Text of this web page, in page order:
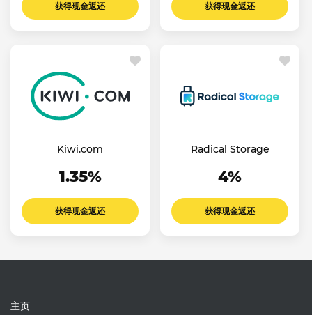
获得现金返还 获得现金返还
Kiwi.com
1.35%
获得现金返还
Radical Storage
4%
获得现金返还
主页